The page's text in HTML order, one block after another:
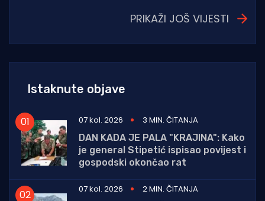
PRIKAŽI JOŠ VIJESTI
Istaknute objave
07 kol. 2026
3 MIN. ČITANJA
DAN KADA JE PALA "KRAJINA": Kako
je general Stipetić ispisao povijest i
gospodski okončao rat
07 kol. 2026
2 MIN. ČITANJA